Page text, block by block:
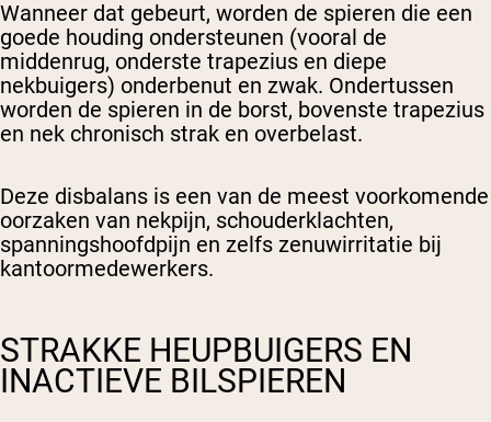
Wanneer dat gebeurt, worden de spieren die een
goede houding ondersteunen (vooral de
middenrug, onderste trapezius en diepe
nekbuigers) onderbenut en zwak. Ondertussen
worden de spieren in de borst, bovenste trapezius
en nek chronisch strak en overbelast.
Deze disbalans is een van de meest voorkomende
oorzaken van nekpijn, schouderklachten,
spanningshoofdpijn en zelfs zenuwirritatie bij
kantoormedewerkers.
STRAKKE HEUPBUIGERS EN
INACTIEVE BILSPIEREN